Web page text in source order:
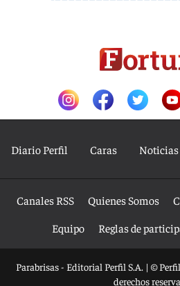
Diario Perfil Caras Noticias
Canales RSS Quienes Somos
Equipo
Reglas de
Parabrisas - Editorial Perfil S.A. | ©
derechos